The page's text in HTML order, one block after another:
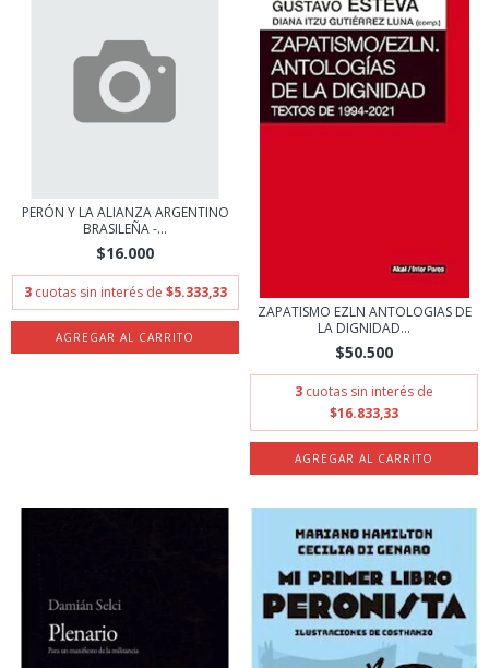
PERÓN Y LA ALIANZA ARGENTINO
BRASILEÑA -...
$16.000
3 cuotas sin interés de $5.333,33
ZAPATISMO EZLN ANTOLOGIAS DE
LA DIGNIDAD...
$50.500
3 cuotas sin interés de
$16.833,33